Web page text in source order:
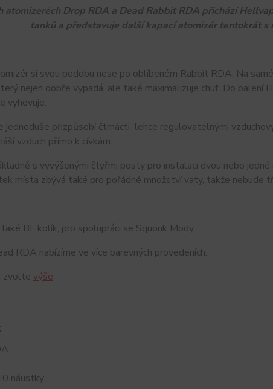
atomizeréch Drop RDA a Dead Rabbit RDA přichází
tanků a představuje další kapací atomizér tentokrát s
si svou podobu nese po oblíbeném Rabbit RDA. Na
nejen dobře vypadá, ale také maximalizuje chuť. Do
vyhovuje.
jednoduše přizpůsobí čtrnácti lehce regulovatelnými
vzduch přímo k cívkám.
s vyvýšenými čtyřmi posty pro instalaci dvou nebo
místa zbývá také pro pořádné množství vaty, takže nebude
BF kolík, pro spolupráci se Squonk Mody.
RDA nabízíme ve více barevných provedeních.
zvolte výše
náustky